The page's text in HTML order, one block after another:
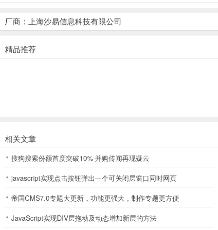
2、人物独特成长体系，每一场战斗都会为你带来实质性的改变，且都
3、在游戏中亲身经历感受各色人物之间的羁绊，跨越时空的对决，欣
儒的作用很明确，输出和控制（混乱+沉默）；
道主要做T兼职输出（控制效果只有1个，就是眩晕）；
释属于万金油，即可以输出，也可以做T，但在初期技能装备没成型
法宝来算，输出和抑制作用非常强；
目前比较流行阵容搭配有2道1儒2释、1道2儒2释（推荐这两种）
厂商：上海沙易信息科技有限公司
精品推荐
相关文章
搜狗搜索份额首度突破10% 并购传闻再现疑云
javascript实现点击按钮弹出一个可关闭层窗口同时网页
帝国CMS7.0专题大更新，功能更强大，制作专题更方便
JavaScript实现DIV层拖动及动态增加新层的方法